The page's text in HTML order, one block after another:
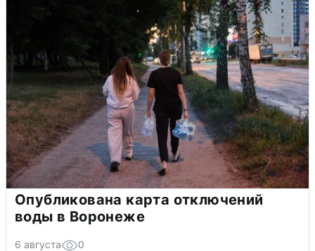
Опубликована карта отключений
воды в Воронеже
6 августа 0